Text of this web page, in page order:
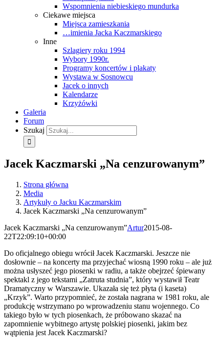
Wspomnienia niebieskiego mundurka
Ciekawe miejsca
Miejsca zamieszkania
…imienia Jacka Kaczmarskiego
Inne
Szlagiery roku 1994
Wybory 1990r.
Programy koncertów i plakaty
Wystawa w Sosnowcu
Jacek o innych
Kalendarze
Krzyżówki
Galeria
Forum
Szukaj
Jacek Kaczmarski „Na cenzurowanym”
Strona główna
Media
Artykuły o Jacku Kaczmarskim
Jacek Kaczmarski „Na cenzurowanym”
Jacek Kaczmarski „Na cenzurowanym”Artur2015-08-
22T22:09:10+00:00
Do oficjalnego obiegu wrócił Jacek Kaczmarski. Jeszcze nie
dosłownie – na koncerty ma przyjechać wiosną 1990 roku – ale już
można usłyszeć jego piosenki w radiu, a także obejrzeć śpiewany
spektakl z jego tekstami „Zatruta studnia”, który wystawił Teatr
Dramatyczny w Warszawie. Ukazała się też płyta (i kaseta)
„Krzyk”. Warto przypomnieć, że została nagrana w 1981 roku, ale
produkcję wstrzymano po wprowadzeniu stanu wojennego. Co
takiego było w tych piosenkach, że próbowano skazać na
zapomnienie wybitnego artystę polskiej piosenki, jakim bez
wątpienia jest Jacek Kaczmarski?